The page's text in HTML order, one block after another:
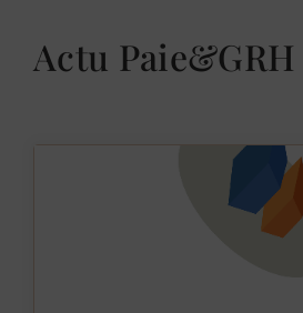
Actu Paie&GRH